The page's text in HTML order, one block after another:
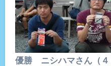
優勝 ニシハマさん（